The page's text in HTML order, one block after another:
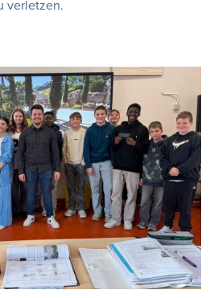
verletzen.